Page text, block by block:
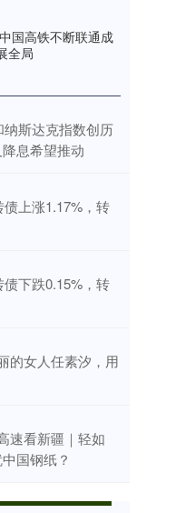
国高铁不断联通成
全局
斯达克指数创历
息希望推动
上涨1.17%，转
下跌0.15%，转
的女人任素汐，用
速看新疆｜轻如
国钢纸？